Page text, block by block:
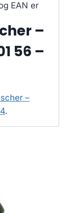
EAN er
–
56 –
–
.